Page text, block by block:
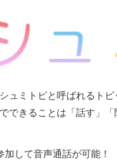
ュミトピと呼ばれるト
できることは「話す」
して音声通話が可能！